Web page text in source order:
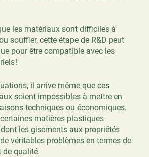
les matériaux sont difficiles à
souffler, cette étape de R&D peut
pour être compatible avec les
!
il arrive même que ces
soient impossibles à mettre en
techniques ou économiques.
certaines matières plastiques
les gisements aux propriétés
véritables problèmes en termes de
de qualité.